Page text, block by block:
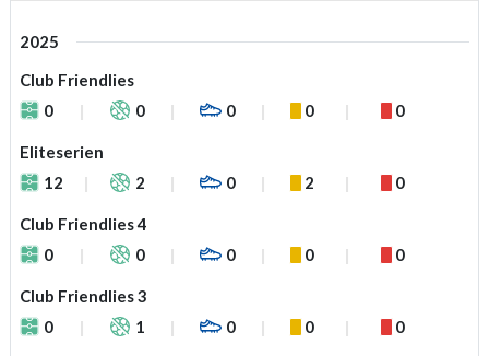
2025
Club Friendlies
0
0 0 0 0
Eliteserien
12
2 0 2 0
Club Friendlies 4
0
0 0 0 0
Club Friendlies 3
0
1 0 0 0